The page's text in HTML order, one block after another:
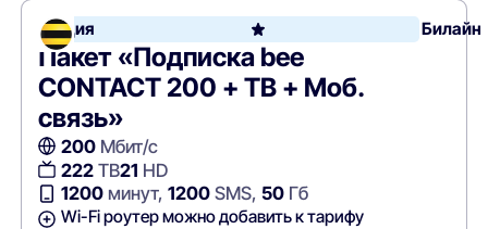
Акция Билайн
Пакет «Подписка bee
CONTACT 200 + ТВ + Моб.
связь»
200Мбит/с
222ТВ21 HD
1200минут, 1200SMS, 50Гб
Wi-Fi роутер можно добавить к тарифу